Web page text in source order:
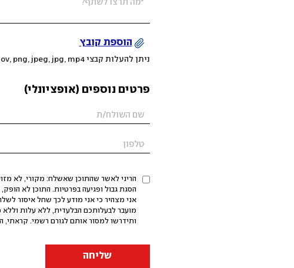
הוספת קובץ
ניתן להעלות קבצי mov, png, jpeg, jpg, mp4 עד 200MB
פרטים נוספים (אופציונלי)
הריני לאשר שהתוכן שאשלח: מקורי, לא
אני מצהיר כי אני מודע לכך שחל איסור
מועבר לבעלותכם הבלעדית, ללא עלות
ותידרשו למסור אותם לגורם רשמי. קראתי,
שליחה